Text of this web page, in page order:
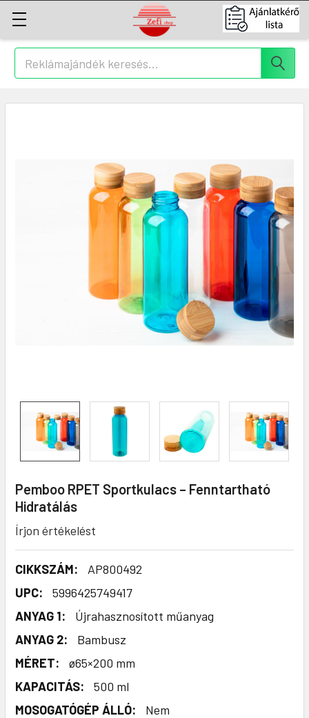
Keresés
Pemboo RPET Sportkulacs – Fenntartható
Hidratálás
Írjon értékelést
CIKKSZÁM:
AP800492
UPC:
5996425749417
ANYAG 1:
Újrahasznosított műanyag
ANYAG 2:
Bambusz
MÉRET:
ø65×200 mm
KAPACITÁS:
500 ml
MOSOGATÓGÉP ÁLLÓ:
Nem